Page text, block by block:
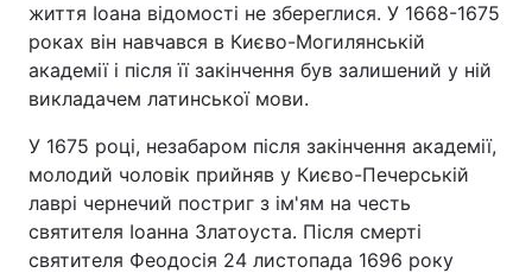
життя Іоана відомості не збереглися. У 1668-1675
роках він навчався в Києво-Могилянській
академії і після її закінчення був залишений у ній
викладачем латинської мови.
У 1675 році, незабаром після закінчення академії,
молодий чоловік прийняв у Києво-Печерській
лаврі чернечий постриг з ім'ям на честь
святителя Іоанна Златоуста. Після смерті
святителя Феодосія 24 листопада 1696 року